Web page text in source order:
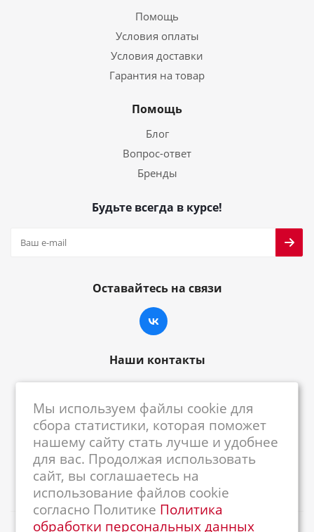
Помощь
Условия оплаты
Условия доставки
Гарантия на товар
Помощь
Блог
Вопрос-ответ
Бренды
Будьте всегда в курсе!
Оставайтесь на связи
Наши контакты
centrkkm@centrkkm.ru
185005, г. Петрозаводск, ул. Промышленная,
1/26
Мы используем файлы cookie для
сбора статистики, которая поможет
нашему сайту стать лучше и удобнее
для вас. Продолжая использовать
сайт, вы соглашаетесь на
использование файлов cookie
согласно Политике Политика
обработки персональных данных